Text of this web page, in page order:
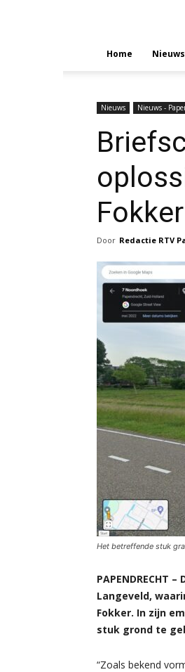
Home Nieuws
Nieuws Nieuws -
Fokker
Door Redactie RTV
Het betreffende stuk
PAPENDRECHT
Langeveld,
Fokker. In zijn
stuk grond te
“Zoals bekend